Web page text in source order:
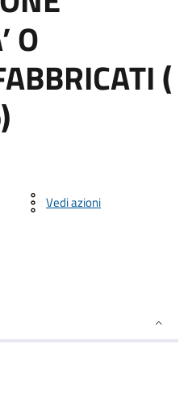
O
(
Vedi azioni